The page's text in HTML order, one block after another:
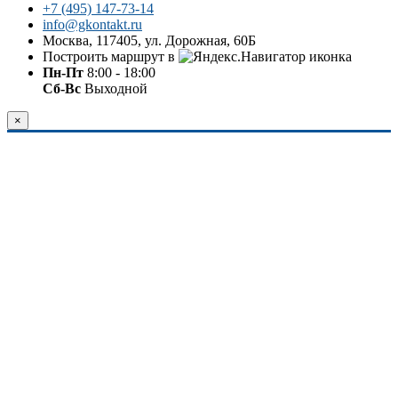
+7 (495) 147-73-14
info@gkontakt.ru
Москва, 117405, ул. Дорожная, 60Б
Построить маршрут в
Пн-Пт 8:00 - 18:00
Сб-Вс Выходной
×